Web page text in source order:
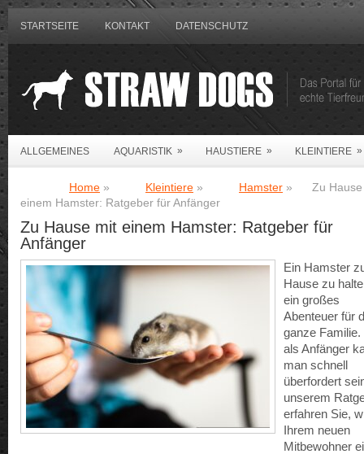
STARTSEITE KONTAKT DATENSCHUTZ
ALLGEMEINES AQUARISTIK » HAUSTIERE » KLEINTIERE »
Home » Kleintiere » Hamster »
Zu
einem Hamster: Ratgeber für Anfänger
Zu Hause mit einem Hamster: Ratgeber für
Anfänger
Ein Hamster
Hause zu
ein großes
Abenteuer für
ganze Familie.
als Anfänger
man schnell
überfordert
unserem
erfahren Sie,
Ihrem neuen
Mitbewohner